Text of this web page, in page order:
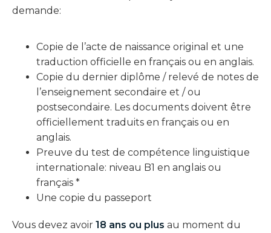
demande:
Copie de l’acte de naissance original et une
traduction officielle en français ou en anglais.
Copie du dernier diplôme / relevé de notes de
l’enseignement secondaire et / ou
postsecondaire. Les documents doivent être
officiellement traduits en français ou en
anglais.
Preuve du test de compétence linguistique
internationale: niveau B1 en anglais ou
français *
Une copie du passeport
Vous devez avoir 18 ans ou plus au moment du